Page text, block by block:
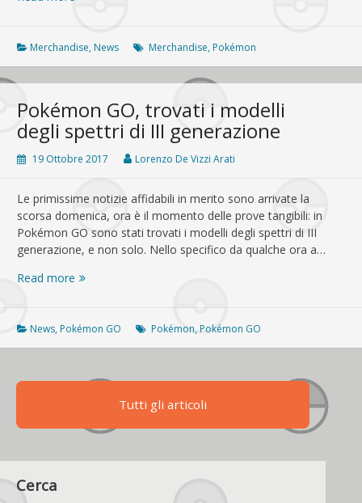
di
merchandise
per
Rockruff:
e
molto
altro!
Merchandise, News Merchandise, Pokémon
Pokémon GO, trovati i modelli
degli spettri di III generazione
19 Ottobre 2017 Lorenzo De Vizzi Arati
scorsa domenica, ora è il momento delle prove tangibili: in
Pokémon GO sono stati trovati i modelli degli spettri di III
generazione, e non solo. Nello specifico da qualche ora a…
Read more Pokémon
i
modelli
spettri
generazione
News, Pokémon GO Pokémon,Pokémon GO
Tutti gli articoli
Cerca